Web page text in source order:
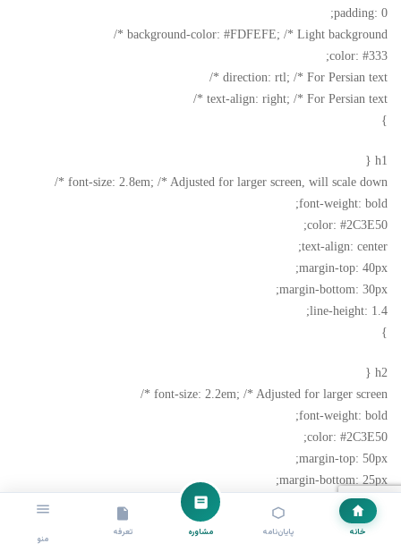
خانه پایان‌نامه مشاوره تعرفه
منو
padding: 0;
background-color: #FDFEFE; /* Light background */
color: #333;
direction: rtl; /* For Persian text */
text-align: right; /* For Persian text */
}
h1 {
font-size: 2.8em; /* Adjusted for larger screen, will scale down */
font-weight: bold;
color: #2C3E50;
text-align: center;
margin-top: 40px;
margin-bottom: 30px;
line-height: 1.4;
}
h2 {
font-size: 2.2em; /* Adjusted for larger screen */
font-weight: bold;
color: #2C3E50;
margin-top: 50px;
margin-bottom: 25px;
border-bottom: 3px solid #3498DB; /* Accent line */
padding-bottom: 10px;